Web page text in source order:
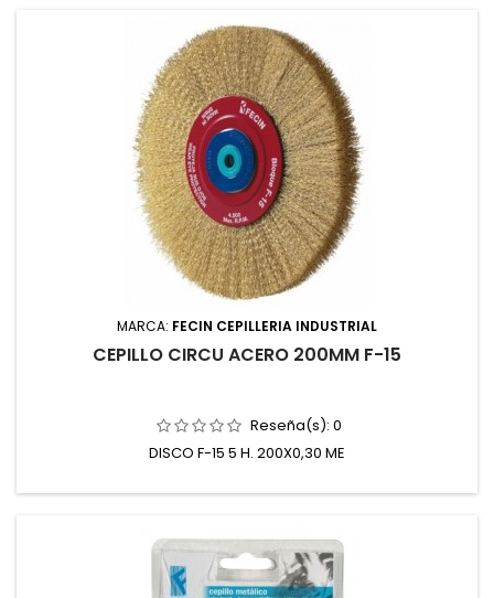
MARCA: FECIN CEPILLERIA INDUSTRIAL
CEPILLO CIRCU ACERO 200MM F-15
Reseña(s): 0
DISCO F-15 5 H. 200X0,30 ME